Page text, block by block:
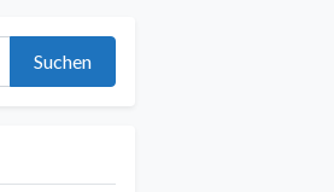
Suchen